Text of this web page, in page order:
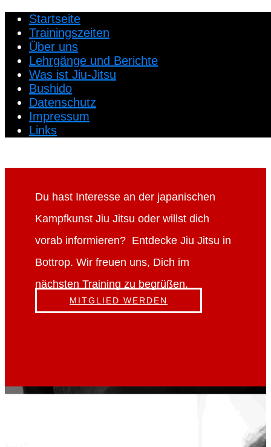
Startseite
Trainingszeiten
Über uns
Lehrgänge und Berichte
Was ist Jiu-Jitsu
Bushido
Datenschutz
Impressum
Links
Du hast Interesse an der japanischen
Kampfkunst Jiu Jitsu oder willst dich
vorab informieren? Entdecke Jiu Jitsu in
Bottrop. Wir freuen uns, Dich im
nächsten Training zu begrüßen.
MITGLIED WERDEN